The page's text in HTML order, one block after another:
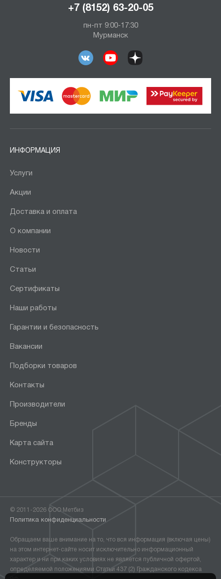
+7 (8152) 63-20-05
пн-пт 9:00-17:30
Мурманск
ИНФОРМАЦИЯ
Услуги
Акции
Доставка и оплата
О компании
Новости
Статьи
Сертификаты
Наши работы
Гарантии и безопасность
Вакансии
Подборки товаров
Контакты
Производители
Бренды
Карта сайта
Конструкторы
© 2011-2026 ООО Метбиз
Политика конфиденциальности
Обращаем ваше внимание на то, что вся информация (включая цены)
на этом интернет-сайте носит исключительно информационный
характер и ни при каких условиях не является публичной офертой,
определяемой положениями Статьи 437 (2) Гражданского кодекса